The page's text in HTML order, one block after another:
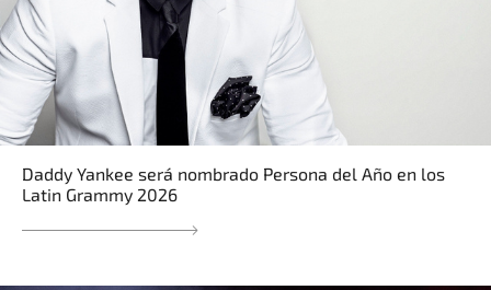
Daddy Yankee será nombrado Persona del Año en los
Latin Grammy 2026